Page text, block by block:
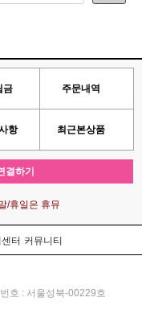
금 주문내역
항 최근본상품
결하기
/휴일은 휴뮤
터 커뮤니티
호 : 서울성북-00229호